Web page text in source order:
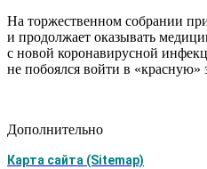
На торжественном собрании
и продолжает оказывать
с новой коронавирусной
не побоялся войти в «красную»
Дополнительно
Карта сайта (Sitemap)